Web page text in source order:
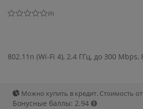
(0)
802.11n (Wi-Fi 4), 2.4 ГГц, до 300 Mbps,
Можно купить в кредит. Стоимость
Бонусные баллы: 2.94